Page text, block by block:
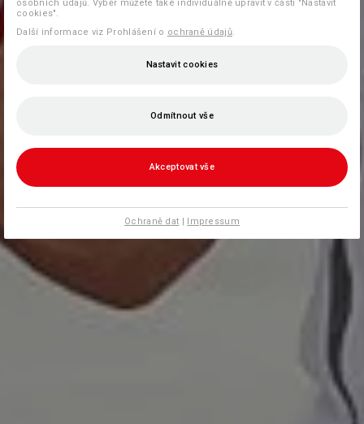
osobních údajů. Výběr můžete také individuálně upravit v části "Nastavit
cookies".
Další informace viz Prohlášení o ochraně údajů.
Nastavit cookies
Odmítnout vše
Akceptovat vše
Ochraně dat | Impressum